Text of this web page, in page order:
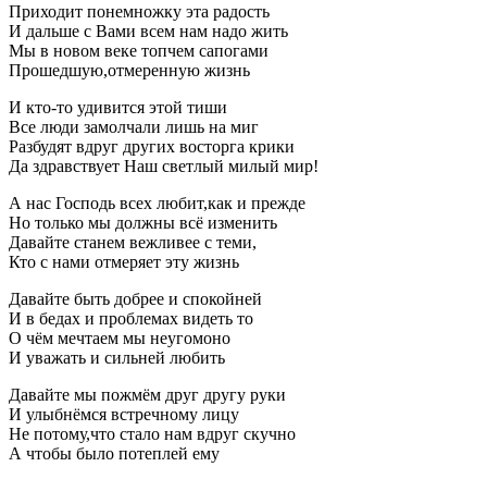
Приходит понемножку эта радость
И дальше с Вами всем нам надо жить
Мы в новом веке топчем сапогами
Прошедшую,отмеренную жизнь
И кто-то удивится этой тиши
Все люди замолчали лишь на миг
Разбудят вдруг других восторга крики
Да здравствует Наш светлый милый мир!
А нас Господь всех любит,как и прежде
Но только мы должны всё изменить
Давайте станем вежливее с теми,
Кто с нами отмеряет эту жизнь
Давайте быть добрее и спокойней
И в бедах и проблемах видеть то
О чём мечтаем мы неугомоно
И уважать и сильней любить
Давайте мы пожмём друг другу руки
И улыбнёмся встречному лицу
Не потому,что стало нам вдруг скучно
А чтобы было потеплей ему